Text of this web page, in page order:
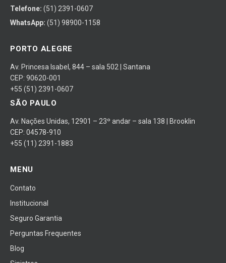
Telefone: (51) 2391-0607
WhatsApp: (51) 98900-1158
PORTO ALEGRE
Av. Princesa Isabel, 844 – sala 502 | Santana
CEP: 90620-001
+55 (51) 2391-0607
SÃO PAULO
Av. Nações Unidas, 12901 – 23º andar – sala 138 | Brooklin
CEP: 04578-910
+55 (11) 2391-1883
MENU
Contato
Institucional
Seguro Garantia
Perguntas Frequentes
Blog